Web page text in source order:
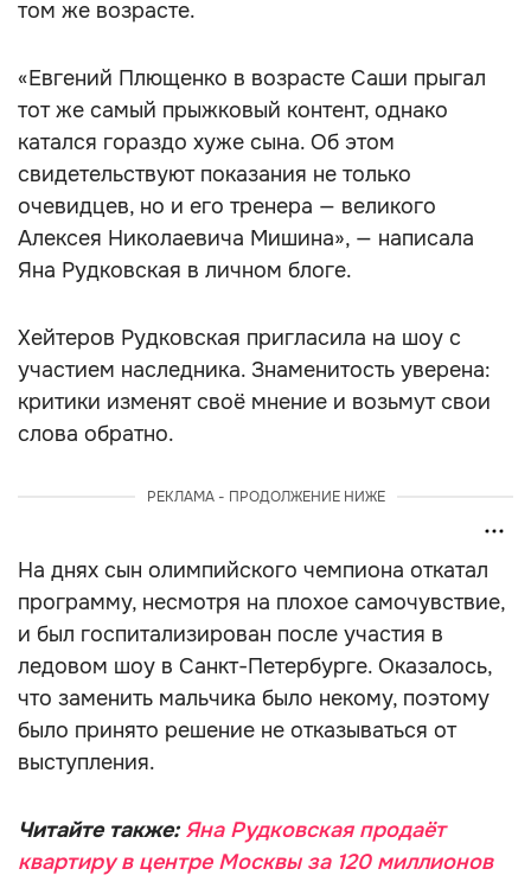
том же возрасте.
«Евгений Плющенко в возрасте Саши прыгал
тот же самый прыжковый контент, однако
катался гораздо хуже сына. Об этом
свидетельствуют показания не только
очевидцев, но и его тренера — великого
Алексея Николаевича Мишина», — написала
Яна Рудковская в личном блоге.
Хейтеров Рудковская пригласила на шоу с
участием наследника. Знаменитость уверена:
критики изменят своё мнение и возьмут свои
слова обратно.
РЕКЛАМА - ПРОДОЛЖЕНИЕ НИЖЕ
На днях сын олимпийского чемпиона откатал
программу, несмотря на плохое самочувствие,
и был госпитализирован после участия в
ледовом шоу в Санкт-Петербурге. Оказалось,
что заменить мальчика было некому, поэтому
было принято решение не отказываться от
выступления.
Читайте также: Яна Рудковская продаёт
квартиру в центре Москвы за 120 миллионов